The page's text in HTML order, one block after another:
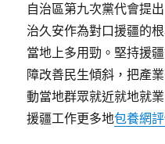
自治區第九次黨代會提
治久安作為對口援疆的
當地上多用勁。堅持援
障改善民生傾斜，把產
動當地群眾就近就地就
援疆工作更多地包養網